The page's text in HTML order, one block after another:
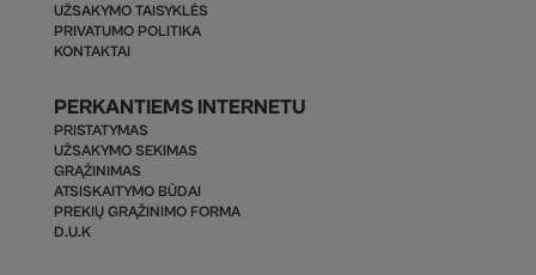
UŽSAKYMO TAISYKLĖS
PRIVATUMO POLITIKA
KONTAKTAI
PERKANTIEMS INTERNETU
PRISTATYMAS
UŽSAKYMO SEKIMAS
GRĄŽINIMAS
ATSISKAITYMO BŪDAI
PREKIŲ GRĄŽINIMO FORMA
D.U.K